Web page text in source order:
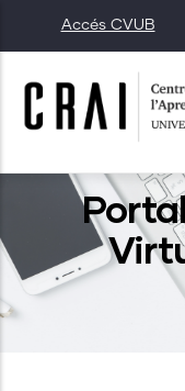
al
contingut
Accés CVUB